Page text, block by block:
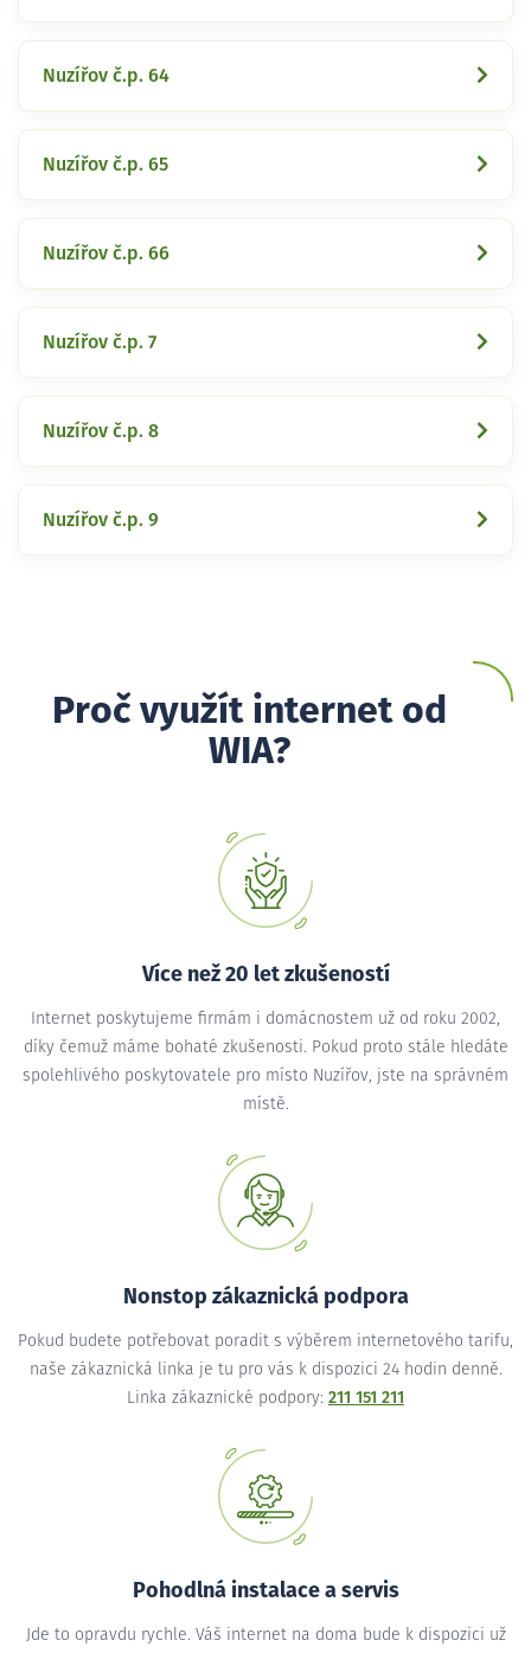
Nuzířov č.p. 64
Nuzířov č.p. 65
Nuzířov č.p. 66
Nuzířov č.p. 7
Nuzířov č.p. 8
Nuzířov č.p. 9
Proč využít internet od
WIA?
Více než 20 let zkušeností
Internet poskytujeme firmám i domácnostem už od roku 2002,
díky čemuž máme bohaté zkušenosti. Pokud proto stále hledáte
spolehlivého poskytovatele pro místo Nuzířov, jste na správném
místě.
Nonstop zákaznická podpora
Pokud budete potřebovat poradit s výběrem internetového tarifu,
naše zákaznická linka je tu pro vás k dispozici 24 hodin denně.
Linka zákaznické podpory: 211 151 211
Pohodlná instalace a servis
Jde to opravdu rychle. Váš internet na doma bude k dispozici už